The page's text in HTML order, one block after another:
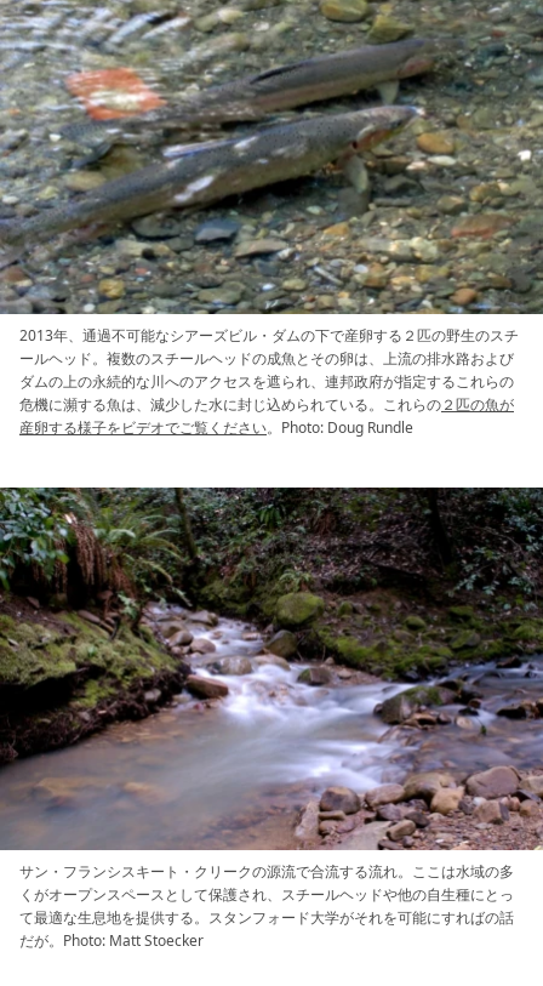
2013年、通過不可能なシアーズビル・ダムの下で産卵する２匹の野生のスチ
ールヘッド。複数のスチールヘッドの成魚とその卵は、上流の排水路および
ダムの上の永続的な川へのアクセスを遮られ、連邦政府が指定するこれらの
危機に瀕する魚は、減少した水に封じ込められている。これらの２匹の魚が
産卵する様子をビデオでご覧ください。Photo: Doug Rundle
サン・フランシスキート・クリークの源流で合流する流れ。ここは水域の多
くがオープンスペースとして保護され、スチールヘッドや他の自生種にとっ
て最適な生息地を提供する。スタンフォード大学がそれを可能にすればの話
だが。Photo: Matt Stoecker